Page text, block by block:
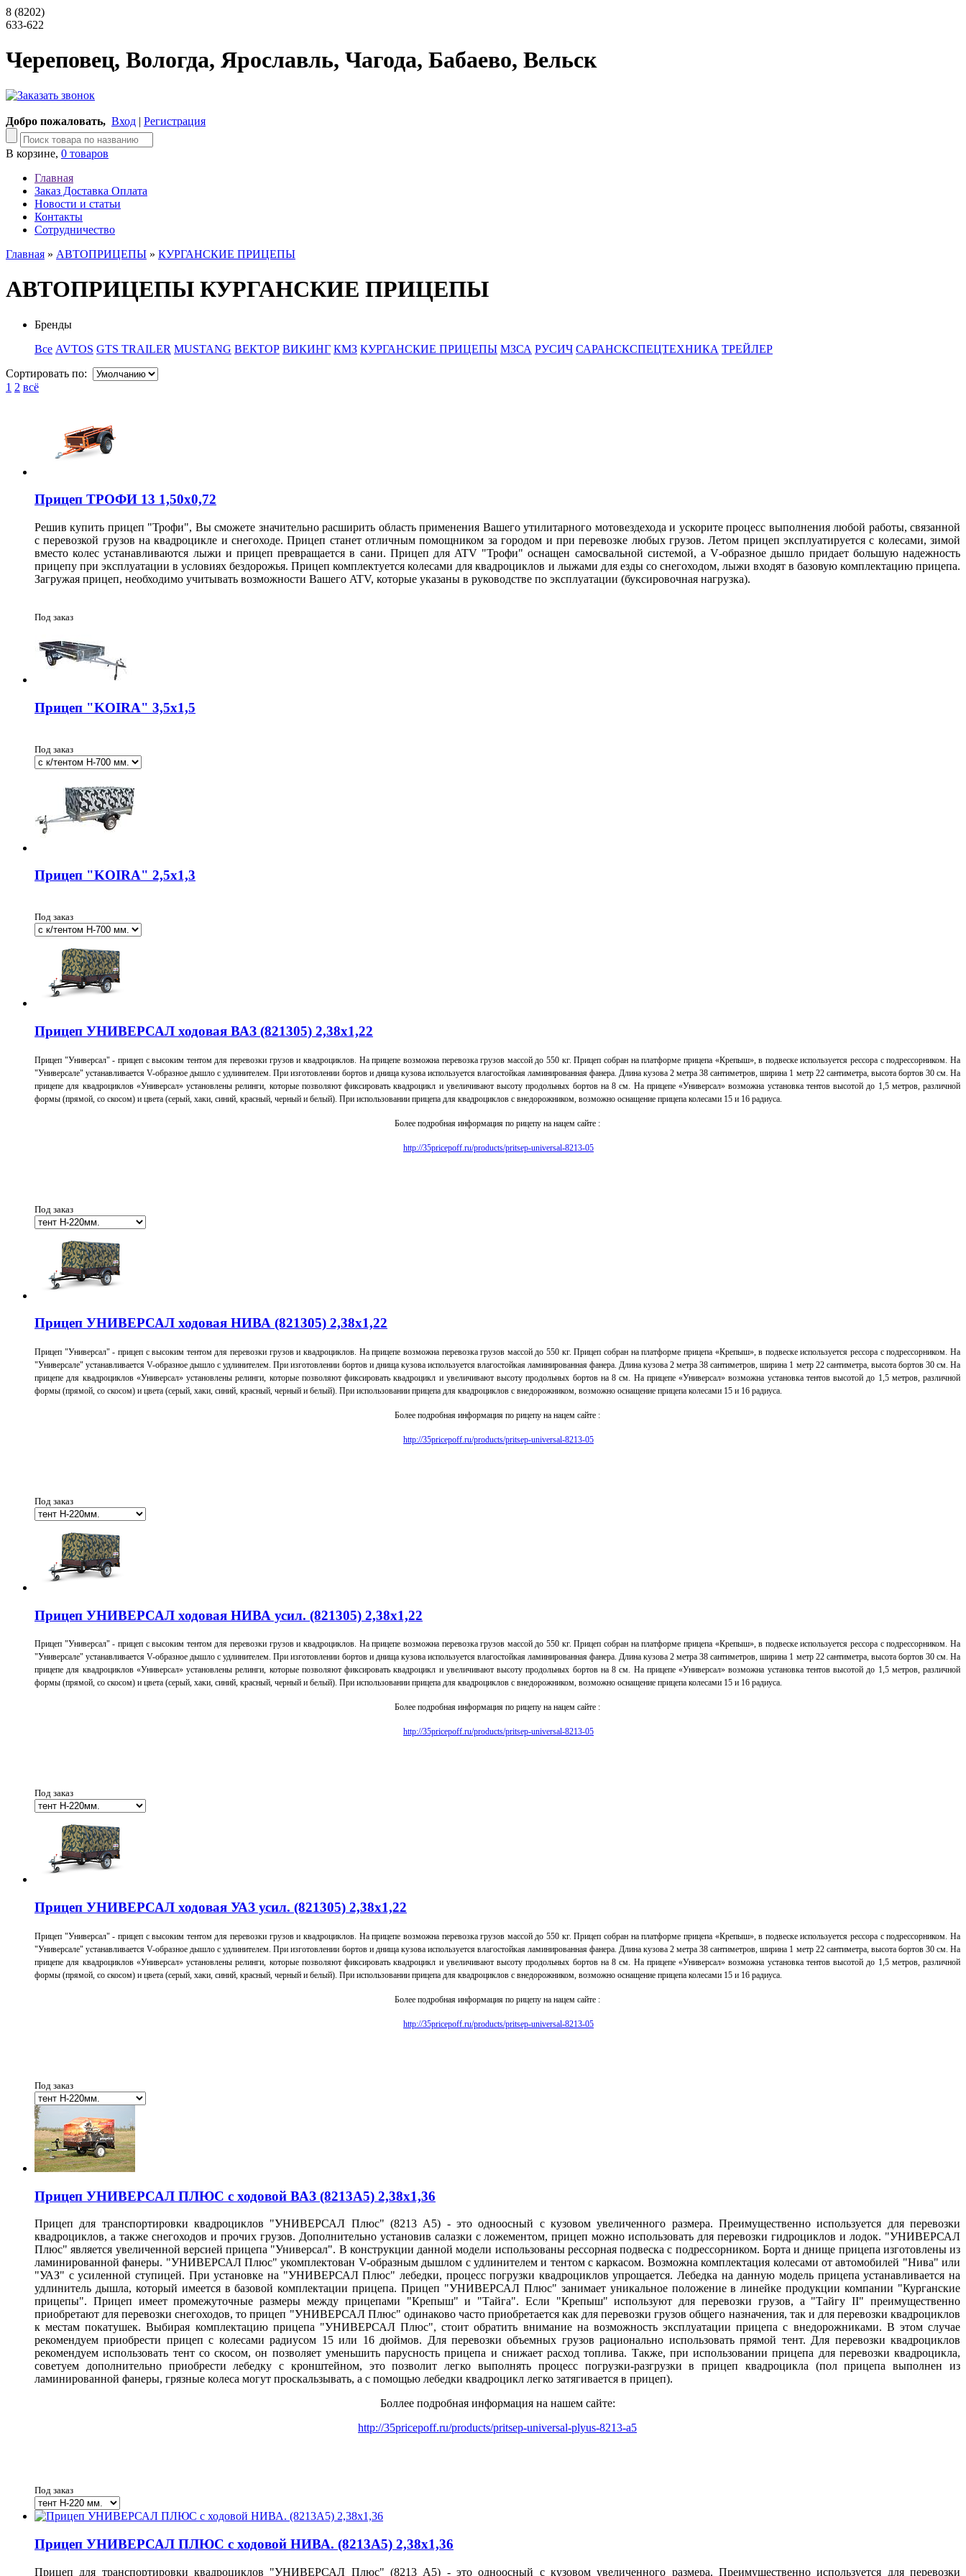
8 (8202)
633-622
Череповец, Вологда, Ярославль, Чагода, Бабаево, Вельск
Добро пожаловать, Вход | Регистрация
В корзине, 0 товаров
Главная
Заказ Доставка Оплата
Новости и статьи
Контакты
Сотрудничество
Главная » АВТОПРИЦЕПЫ » КУРГАНСКИЕ ПРИЦЕПЫ
АВТОПРИЦЕПЫ КУРГАНСКИЕ ПРИЦЕПЫ
Бренды
Все AVTOS GTS TRAILER MUSTANG ВЕКТОР ВИКИНГ КМЗ КУРГАНСКИЕ ПРИЦЕПЫ МЗСА РУСИЧ САРАНСКСПЕЦТЕХНИКА ТРЕЙЛЕР
Сортировать по:
1 2 всё
Прицеп ТРОФИ 13 1,50х0,72
Решив купить прицеп "Трофи", Вы сможете значительно расширить область применения Вашего утилитарного мотовездехода и ускорите процесс выполнения любой работы, связанной
с перевозкой грузов на квадроцикле и снегоходе.Прицеп станет отличным помощником за городом и при перевозке любых грузов.Летом прицеп эксплуатируется с колесами, зимой
вместо колес устанавливаются лыжи и прицеп превращается в сани. Прицеп для ATV "Трофи" оснащен самосвальной системой, аV-образное дышло придает большую надежность
прицепу при эксплуатации в условиях бездорожья.Прицеп комплектуется колесами для квадроциклов и лыжами для езды со снегоходом, лыжи входят в базовую комплектацию прицепа.
Загружая прицеп, необходимо учитывать возможности Вашего ATV, которые указаны в руководстве по эксплуатации (буксировочная нагрузка).
Под заказ
Прицеп "KOIRA" 3,5х1,5
Под заказ
Прицеп "KOIRA" 2,5х1,3
Под заказ
Прицеп УНИВЕРСАЛ ходовая ВАЗ (821305) 2,38х1,22
Прицеп "Универсал" - прицеп с высоким тентом для перевозки грузов и квадроциклов. На прицепе возможна перевозка грузов массой до 550 кг.Прицеп собран на платформе прицепа «Крепыш», в подвеске используется рессора с подрессорником.На
"Универсале" устанавливается V-образное дышло с удлинителем.При изготовлении бортов и днища кузова используется влагостойкая ламинированная фанера. Длина кузова 2 метра 38 сантиметров, ширина 1 метр 22 сантиметра, высота бортов 30 см.На
прицепе для квадроциклов «Универсал» установлены релинги, которые позволяют фиксировать квадроцикл и увеличивают высоту продольных бортов на 8 см. На прицепе «Универсал» возможна установка тентов высотой до 1,5 метров, различной
формы (прямой, со скосом) и цвета (серый, хаки, синий, красный, черный и белый). При использовании прицепа для квадроциклов с внедорожником, возможно оснащение прицепа колесами 15 и 16 радиуса.
Более подробная информация по рицепу на нацем сайте :
http://35pricepoff.ru/products/pritsep-universal-8213-05
Под заказ
Прицеп УНИВЕРСАЛ ходовая НИВА (821305) 2,38х1,22
Прицеп "Универсал" - прицеп с высоким тентом для перевозки грузов и квадроциклов. На прицепе возможна перевозка грузов массой до 550 кг.Прицеп собран на платформе прицепа «Крепыш», в подвеске используется рессора с подрессорником.На
"Универсале" устанавливается V-образное дышло с удлинителем.При изготовлении бортов и днища кузова используется влагостойкая ламинированная фанера.Длина кузова 2 метра 38 сантиметров, ширина 1 метр 22 сантиметра, высота бортов 30 см.На
прицепе для квадроциклов «Универсал» установлены релинги, которые позволяют фиксировать квадроцикл и увеличивают высоту продольных бортов на 8 см. На прицепе «Универсал» возможна установка тентов высотой до 1,5 метров, различной
формы (прямой, со скосом) и цвета (серый, хаки, синий, красный, черный и белый). При использовании прицепа для квадроциклов с внедорожником, возможно оснащение прицепа колесами 15 и 16 радиуса.
Более подробная информация по рицепу на нацем сайте :
http://35pricepoff.ru/products/pritsep-universal-8213-05
Под заказ
Прицеп УНИВЕРСАЛ ходовая НИВА усил. (821305) 2,38х1,22
Прицеп "Универсал" - прицеп с высоким тентом для перевозки грузов и квадроциклов. На прицепе возможна перевозка грузов массой до 550 кг.Прицеп собран на платформе прицепа «Крепыш», в подвеске используется рессора с подрессорником.На
"Универсале" устанавливается V-образное дышло с удлинителем.При изготовлении бортов и днища кузова используется влагостойкая ламинированная фанера.Длина кузова 2 метра 38 сантиметров, ширина 1 метр 22 сантиметра, высота бортов 30 см.На
прицепе для квадроциклов «Универсал» установлены релинги, которые позволяют фиксировать квадроцикл и увеличивают высоту продольных бортов на 8 см. На прицепе «Универсал» возможна установка тентов высотой до 1,5 метров, различной
формы (прямой, со скосом) и цвета (серый, хаки, синий, красный, черный и белый). При использовании прицепа для квадроциклов с внедорожником, возможно оснащение прицепа колесами 15 и 16 радиуса.
Более подробная информация по рицепу на нацем сайте :
http://35pricepoff.ru/products/pritsep-universal-8213-05
Под заказ
Прицеп УНИВЕРСАЛ ходовая УАЗ усил. (821305) 2,38х1,22
Прицеп "Универсал" - прицеп с высоким тентом для перевозки грузов и квадроциклов. На прицепе возможна перевозка грузов массой до 550 кг.Прицеп собран на платформе прицепа «Крепыш», в подвеске используется рессора с подрессорником.На
"Универсале" устанавливается V-образное дышло с удлинителем.При изготовлении бортов и днища кузова используется влагостойкая ламинированная фанера.Длина кузова 2 метра 38 сантиметров, ширина 1 метр 22 сантиметра, высота бортов 30 см.На
прицепе для квадроциклов «Универсал» установлены релинги, которые позволяют фиксировать квадроцикл и увеличивают высоту продольных бортов на 8 см. На прицепе «Универсал» возможна установка тентов высотой до 1,5 метров, различной
формы (прямой, со скосом) и цвета (серый, хаки, синий, красный, черный и белый). При использовании прицепа для квадроциклов с внедорожником, возможно оснащение прицепа колесами 15 и 16 радиуса.
Более подробная информация по рицепу на нацем сайте :
http://35pricepoff.ru/products/pritsep-universal-8213-05
Под заказ
Прицеп УНИВЕРСАЛ ПЛЮС с ходовой ВАЗ (8213A5) 2,38х1,36
Прицеп для транспортировки квадроциклов "УНИВЕРСАЛ Плюс" (8213 А5) - это одноосный с кузовом увеличенного размера.Преимущественно используется для перевозки
квадроциклов, а также снегоходов и прочих грузов. Дополнительно установив салазки с ложементом, прицеп можно использовать для перевозки гидроциклов и лодок. "УНИВЕРСАЛ
Плюс" является увеличенной версией прицепа "Универсал". В конструкции данной модели использованы рессорная подвеска с подрессорником. Борта и днище прицепа изготовлены из
ламинированной фанеры. "УНИВЕРСАЛ Плюс" укомплектован V-образным дышлом с удлинителем и тентом с каркасом. Возможна комплектация колесами от автомобилей "Нива" или
"УАЗ" с усиленной ступицей. При установке на "УНИВЕРСАЛ Плюс" лебедки, процесс погрузки квадроциклов упрощается.Лебедка на данную модель прицепа устанавливается на
удлинитель дышла, который имеется в базовой комплектации прицепа.Прицеп "УНИВЕРСАЛ Плюс" занимает уникальное положение в линейке продукции компании "Курганские
прицепы". Прицеп имеет промежуточные размеры между прицепами "Крепыш" и "Тайга". Если "Крепыш" используют для перевозки грузов, а "Тайгу II" преимущественно
приобретают для перевозки снегоходов, то прицеп "УНИВЕРСАЛ Плюс" одинаково часто приобретается как для перевозки грузов общего назначения, так и для перевозки квадроциклов
к местам покатушек.Выбирая комплектацию прицепа "УНИВЕРСАЛ Плюс", стоит обратить внимание на возможность эксплуатации прицепа с внедорожниками. В этом случае
рекомендуем приобрести прицеп с колесами радиусом 15 или 16 дюймов. Для перевозки объемных грузов рационально использовать прямой тент. Для перевозки квадроциклов
рекомендуем использовать тент со скосом, он позволяет уменьшить парусность прицепа и снижает расход топлива. Также, при использовании прицепа для перевозки квадроцикла,
советуем дополнительно приобрести лебедку с кронштейном, это позволит легко выполнять процесс погрузки-разгрузки в прицеп квадроцикла (пол прицепа выполнен из
ламинированной фанеры, грязные колеса могут проскальзывать, а с помощью лебедки квадроцикл легко затягивается в прицеп).
Боллее подробная информация на нашем сайте:
http://35pricepoff.ru/products/pritsep-universal-plyus-8213-a5
Под заказ
Прицеп УНИВЕРСАЛ ПЛЮС с ходовой НИВА. (8213A5) 2,38х1,36
Прицеп для транспортировки квадроциклов "УНИВЕРСАЛ Плюс" (8213 А5) - это одноосный с кузовом увеличенного размера.Преимущественно используется для перевозки